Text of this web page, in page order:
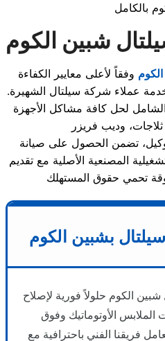
شبين الكوم
وفقاً لأعلى معايير الكفاءة
عملاء شركة سيلتال الشهيرة.
الشامل لحل كافة مشاكل الأجهزة
تضمن الحصول على صيانة
المصنعية الأصلية مع تقديم
بشبين الكوم
الكوم حلولاً فورية لإصلاح
الملابس الأوتوماتيك وفوق
فريقنا الفني باحترافية مع